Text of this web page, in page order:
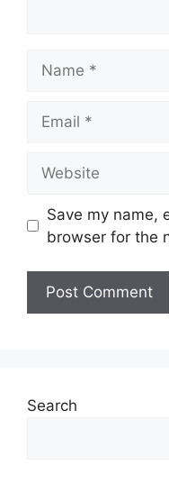
Save my name,
browser for the
Search